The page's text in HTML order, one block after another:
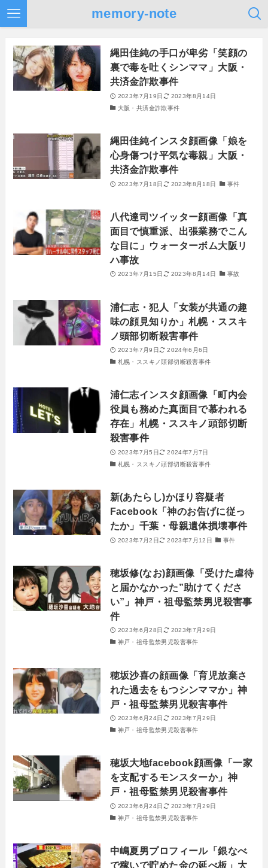
memory-note
縄田佳純の手口が卑劣「笑顔の
裏で毒を吐くシンママ」大阪・
共済金詐欺事件
2023年7月19日
2023年8月14日
大阪・共済金詐欺事件
縄田佳純インスタ顔画像「娘を
心身傷つけ平気な毒親」大阪・
共済金詐欺事件
2023年7月18日 2023年8月18日 事件
八代達司ツイッター顔画像「真
面目で慎重派、出張業務でこん
な目に」ウォーターボム大阪リ
ハ事故
2023年7月15日 2023年8月14日 事故
浦仁志・犯人「女装が共通の趣
味の顔見知りか」札幌・ススキ
ノ頭部切断殺害事件
2023年7月9日
2024年6月6日
札幌・ススキノ頭部切断殺害事件
浦仁志インスタ顔画像「町内会
役員も務めた真面目で慕われる
存在」札幌・ススキノ頭部切断
殺害事件
2023年7月5日
2024年7月7日
札幌・ススキノ頭部切断殺害事件
新(あたらし)かほり容疑者
Facebook「神のお告げに従っ
たか」千葉・母親遺体損壊事件
2023年7月2日 2023年7月12日 事件
穂坂修(なお)顔画像「受けた虐待
と届かなかった”助けてくださ
い”」神戸・祖母監禁男児殺害事
件
2023年6月28日
2023年7月29日
神戸・祖母監禁男児殺害事件
穂坂沙喜の顔画像「育児放棄さ
れた過去をもつシンママか」神
戸・祖母監禁男児殺害事件
2023年6月24日
2023年7月29日
神戸・祖母監禁男児殺害事件
穂坂大地facebook顔画像「一家
を支配するモンスターか」神
戸・祖母監禁男児殺害事件
2023年6月24日
2023年7月29日
神戸・祖母監禁男児殺害事件
中嶋夏男プロフィール「銀なべ
で稼いで貯めた金の延べ板」大